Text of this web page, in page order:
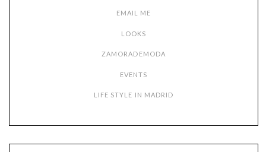
EMAIL ME
LOOKS
ZAMORADEMODA
EVENTS
LIFE STYLE IN MADRID